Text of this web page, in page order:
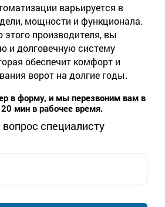
варьируется в
мощности и функционала.
производителя, вы
и долговечную систему
обеспечит комфорт и
ворот на долгие годы.
в форму, и мы перезвоним вам в
мин в рабочее время.
специалисту